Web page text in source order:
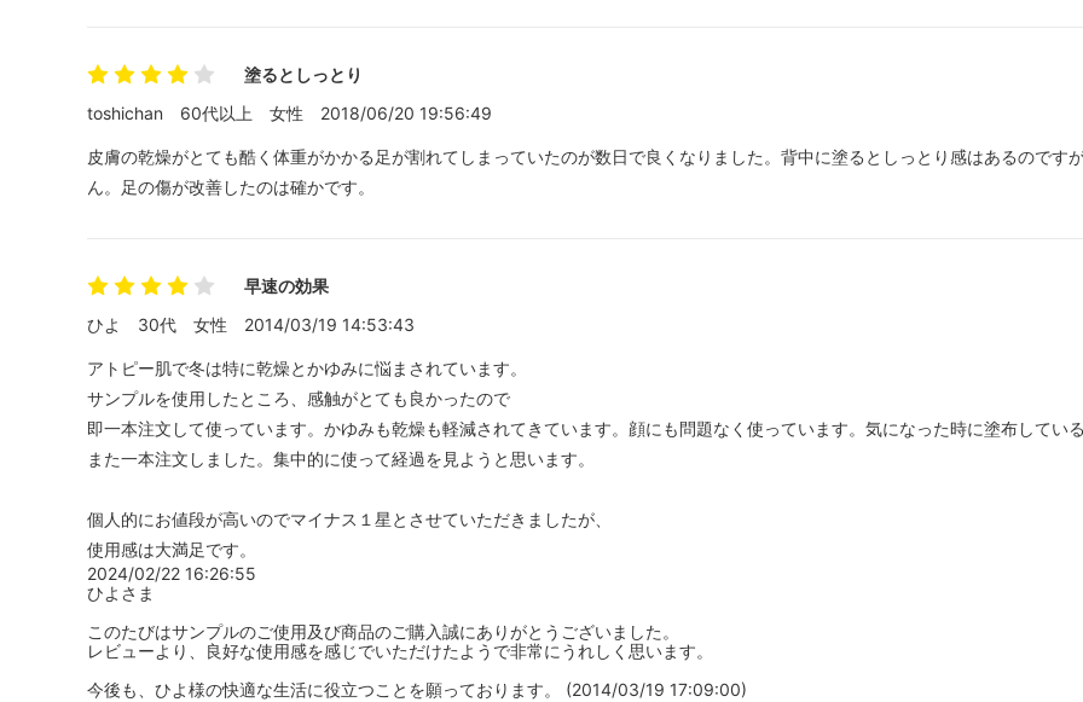
塗るとしっとり
toshichan
60代以上 女性 2018/06/20 19:56:49
皮膚の乾燥がとても酷く体重がかかる足が割れてしまっていたのが数日で良くなりました。背中に塗るとしっとり感はあるので
ん。足の傷が改善したのは確かです。
早速の効果
ひよ
30代 女性 2014/03/19 14:53:43
アトピー肌で冬は特に乾燥とかゆみに悩まされています。
サンプルを使用したところ、感触がとても良かったので
即一本注文して使っています。かゆみも乾燥も軽減されてきています。顔にも問題なく使っています。気になった時に塗布してい
また一本注文しました。集中的に使って経過を見ようと思います。
個人的にお値段が高いのでマイナス１星とさせていただきましたが、
使用感は大満足です。
2024/02/22 16:26:55
ひよさま
このたびはサンプルのご使用及び商品のご購入誠にありがとうございました。
レビューより、良好な使用感を感じでいただけたようで非常にうれしく思います。
今後も、ひよ様の快適な生活に役立つことを願っております。 (2014/03/19 17:09:00)